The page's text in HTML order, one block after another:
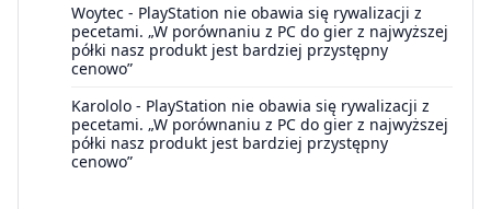
Woytec - PlayStation nie obawia się rywalizacji z
pecetami. „W porównaniu z PC do gier z najwyższej
półki nasz produkt jest bardziej przystępny
cenowo”
Karololo - PlayStation nie obawia się rywalizacji z
pecetami. „W porównaniu z PC do gier z najwyższej
półki nasz produkt jest bardziej przystępny
cenowo”